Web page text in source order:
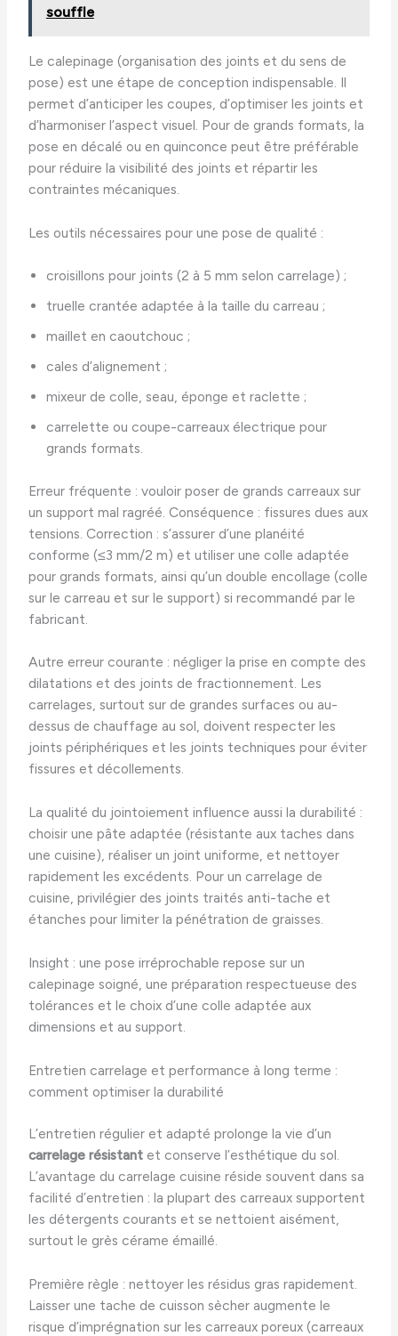
souffle
Le calepinage (organisation des joints et du sens de
pose) est une étape de conception indispensable. Il
permet d’anticiper les coupes, d’optimiser les joints et
d’harmoniser l’aspect visuel. Pour de grands formats, la
pose en décalé ou en quinconce peut être préférable
pour réduire la visibilité des joints et répartir les
contraintes mécaniques.
Les outils nécessaires pour une pose de qualité :
croisillons pour joints (2 à 5 mm selon carrelage) ;
truelle crantée adaptée à la taille du carreau ;
maillet en caoutchouc ;
cales d’alignement ;
mixeur de colle, seau, éponge et raclette ;
carrelette ou coupe-carreaux électrique pour
grands formats.
Erreur fréquente : vouloir poser de grands carreaux sur
un support mal ragréé. Conséquence : fissures dues aux
tensions. Correction : s’assurer d’une planéité
conforme (≤3 mm/2 m) et utiliser une colle adaptée
pour grands formats, ainsi qu’un double encollage (colle
sur le carreau et sur le support) si recommandé par le
fabricant.
Autre erreur courante : négliger la prise en compte des
dilatations et des joints de fractionnement. Les
carrelages, surtout sur de grandes surfaces ou au-
dessus de chauffage au sol, doivent respecter les
joints périphériques et les joints techniques pour éviter
fissures et décollements.
La qualité du jointoiement influence aussi la durabilité :
choisir une pâte adaptée (résistante aux taches dans
une cuisine), réaliser un joint uniforme, et nettoyer
rapidement les excédents. Pour un carrelage de
cuisine, privilégier des joints traités anti-tache et
étanches pour limiter la pénétration de graisses.
Insight : une pose irréprochable repose sur un
calepinage soigné, une préparation respectueuse des
tolérances et le choix d’une colle adaptée aux
dimensions et au support.
Entretien carrelage et performance à long terme :
comment optimiser la durabilité
L’entretien régulier et adapté prolonge la vie d’un
carrelage résistant et conserve l’esthétique du sol.
L’avantage du carrelage cuisine réside souvent dans sa
facilité d’entretien : la plupart des carreaux supportent
les détergents courants et se nettoient aisément,
surtout le grès cérame émaillé.
Première règle : nettoyer les résidus gras rapidement.
Laisser une tache de cuisson sècher augmente le
risque d’imprégnation sur les carreaux poreux (carreaux